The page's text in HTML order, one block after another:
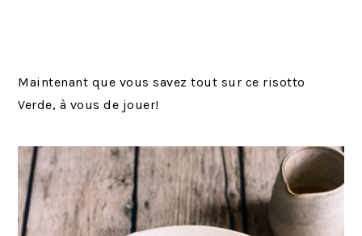
Maintenant que vous savez tout sur ce risotto
Verde, à vous de jouer!